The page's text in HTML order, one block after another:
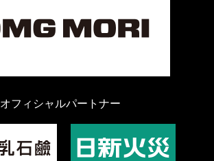
オフィシャルパートナー